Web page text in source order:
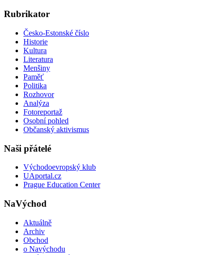
Rubrikator
Česko-Estonské číslo
Historie
Kultura
Literatura
Menšiny
Paměť
Politika
Rozhovor
Analýza
Fotoreportaž
Osobní pohled
Občanský aktivismus
Naši přátelé
Východoevropský klub
UAportal.cz
Prague Education Center
NaVýchod
Aktuálně
Archiv
Obchod
o Navýchodu